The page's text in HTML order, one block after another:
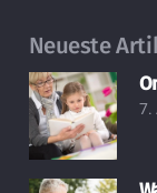
Neueste
7.